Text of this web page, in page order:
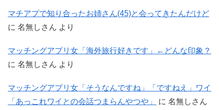
マチアプで知り合ったお姉さん(45)と会ってきたんだけど
に 名無しさん より
マッチングアプリ女「海外旅行好きです」←どんな印象？
に 名無しさん より
マッチングアプリ女「そうなんですね」「ですねえ」ワイ
「あっこれワイとの会話つまらんやつや」
に 名無しさん